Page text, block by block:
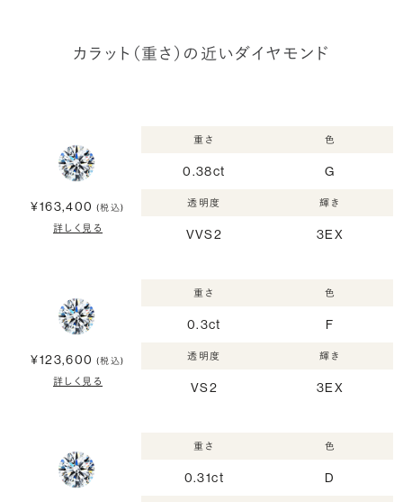
カラット（重さ）の近いダイヤモンド
¥163,400 (税込)
詳しく見る
重さ
0.38ct
色
G
透明度
VVS2
輝き
3EX
¥123,600 (税込)
詳しく見る
重さ
0.3ct
色
F
透明度
VS2
輝き
3EX
重さ
0.31ct
色
D